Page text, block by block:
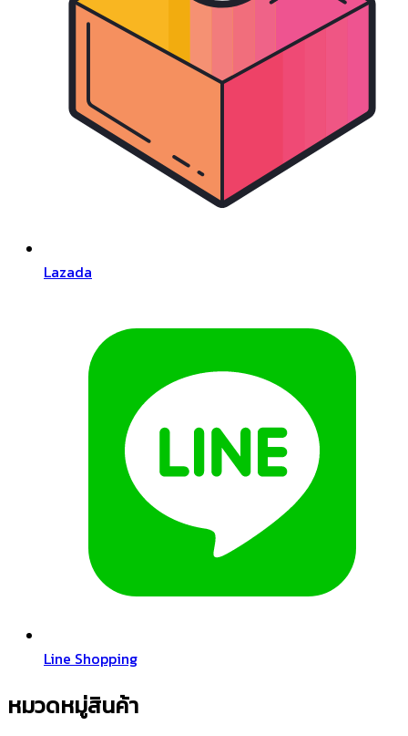
Lazada
Line Shopping
หมวดหมู่สินค้า